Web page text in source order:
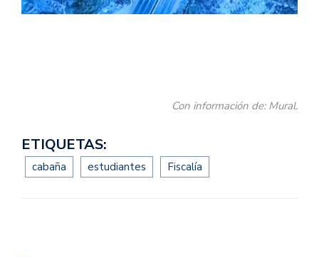
Con información de: Mural.
ETIQUETAS:
cabaña estudiantes Fiscalía